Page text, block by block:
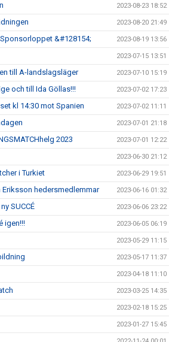
2023-08-23 18:52
2023-08-20 21:49
&#128154; 2023-08-19 13:56
2023-07-15 13:51
till A-landslagsläger 2023-07-10 15:19
och till Ida Göllas!!! 2023-07-02 17:23
kl 14:30 mot Spanien 2023-07-02 11:11
2023-07-01 21:18
2023 2023-07-01 12:22
2023-06-30 21:12
i Turkiet 2023-06-29 19:51
hedersmedlemmar 2023-06-16 01:32
SUCCÉ 2023-06-06 23:22
igen!!! 2023-06-05 06:19
2023-05-29 11:15
2023-05-17 11:37
2023-04-18 11:10
2023-03-25 14:35
2023-02-18 15:25
2023-01-27 15:45